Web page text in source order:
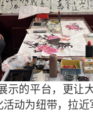
示的平台，更让
动为纽带，拉